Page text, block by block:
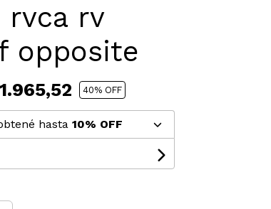
rvca rv
opposite
40% OFF
hasta 10% OFF